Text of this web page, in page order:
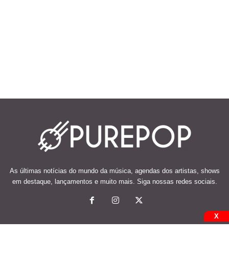
As últimas notícias do mundo da música, agendas dos artistas, shows
em destaque, lançamentos e muito mais. Siga nossas redes sociais.
X